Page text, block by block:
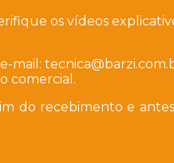
os vídeos
e-mail:
comercial.
do recebimento e